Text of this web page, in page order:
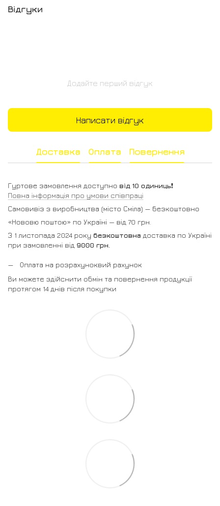
Відгуки
Додайте перший відгук
Написати відгук
Доставка Оплата Повернення
Гуртове замовлення доступно від 10 одиниць❗️
Повна інформація про умови співпраці
Самовивіз з виробництва (місто Сміла) — безкоштовно
«Нововю поштою» по Україні — від 70 грн.
З 1 листопада 2024 року безкоштовна доставка по Україні
при замовленні від 9000 грн.
Оплата на розрахуноквий рахунок
Ви можете здійснити обмін та повернення продукції
протягом 14 днів після покупки